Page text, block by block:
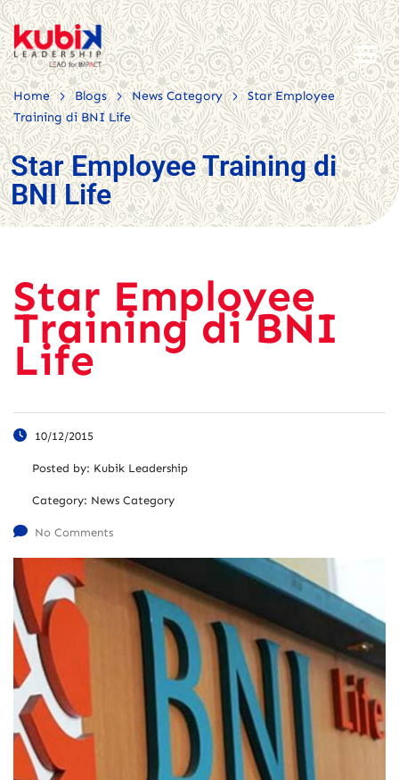
Home > Blogs > News Category >
Star Employee
Training di BNI Life
Star Employee Training di
BNI Life
Star Employee
Training di BNI
Life
10/12/2015
Posted by: Kubik Leadership
Category: News Category
No Comments